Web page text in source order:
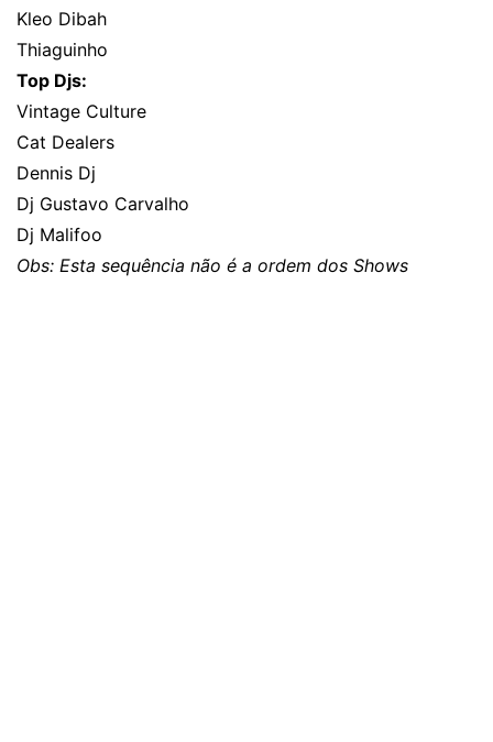
Kleo Dibah
Thiaguinho
Top Djs:
Vintage Culture
Cat Dealers
Dennis Dj
Dj Gustavo Carvalho
Dj Malifoo
Obs: Esta sequência não é a ordem dos Shows